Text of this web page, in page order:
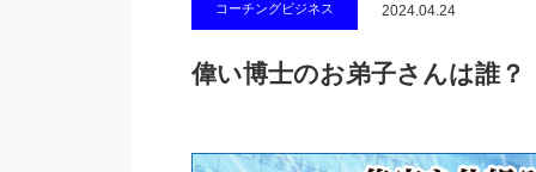
コーチングビジネス 2024.04.24
偉い博士のお弟子さんは誰？